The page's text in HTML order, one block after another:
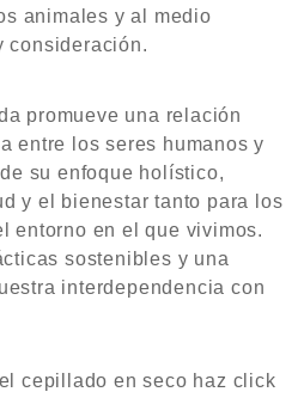
animales y al medio
consideración.
promueve una relación
entre los seres humanos y
su enfoque holístico,
y el bienestar tanto para los
entorno en el que vivimos.
sostenibles y una
interdependencia con
cepillado en seco haz click